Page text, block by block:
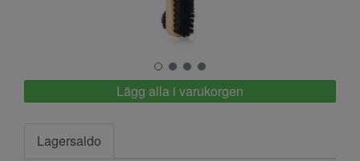
Springyard
Lägg alla i varukorgen
Lagersaldo